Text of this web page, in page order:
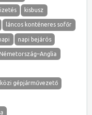
kisbusz
láncos konténeres sofőr
napi bejárós
Németország–Anglia
gépjárművezető